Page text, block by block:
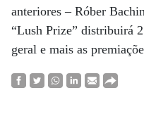
anteriores – Róber
“Lush Prize” distribuirá
geral e mais as